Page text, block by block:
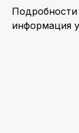
информация